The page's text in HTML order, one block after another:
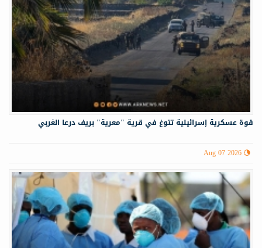
قوة عسكرية إسرائيلية تتوغ في قرية "معرية" بريف درعا الغربي
Aug 07 2026